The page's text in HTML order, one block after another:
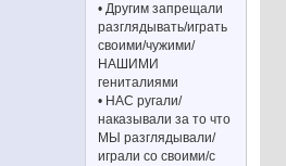
• Другим запрещали
разглядывать/играть
своими/чужими/
НАШИМИ
гениталиями
• НАС ругали/
наказывали за то что
МЫ разглядывали/
играли со своими/с